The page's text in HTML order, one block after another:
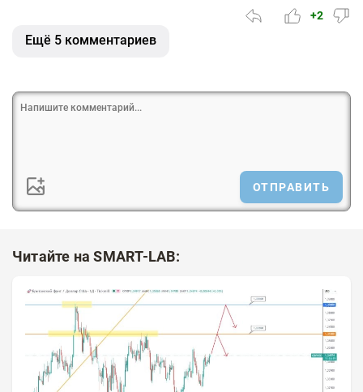
+2
Ещё 5 комментариев
ОТПРАВИТЬ
Читайте на SMART-LAB: